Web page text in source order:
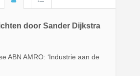
door Sander Dijkstra
ABN AMRO: ‘Industrie aan de